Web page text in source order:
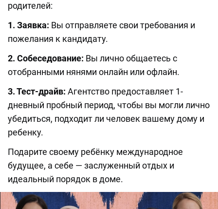
родителей:
1. Заявка: Вы отправляете свои требования и
пожелания к кандидату.
2. Собеседование: Вы лично общаетесь с
отобранными нянями онлайн или офлайн.
3. Тест-драйв: Агентство предоставляет 1-
дневный пробный период, чтобы вы могли лично
убедиться, подходит ли человек вашему дому и
ребенку.
Подарите своему ребёнку международное
будущее, а себе — заслуженный отдых и
идеальный порядок в доме.